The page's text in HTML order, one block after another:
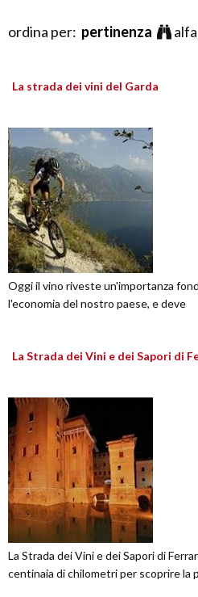
ordina per: pertinenza
La strada dei vini del Garda
Oggi il vino riveste un'importanza
l'economia del nostro paese, e deve
La Strada dei Vini e dei Sapori di
La Strada dei Vini e dei Sapori di
centinaia di chilometri per scoprire la